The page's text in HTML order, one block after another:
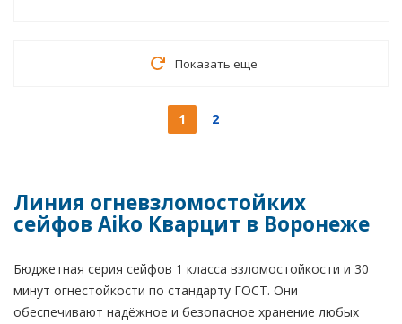
Показать еще
1 2
Линия огневзломостойких
сейфов Aiko Кварцит в Воронеже
Бюджетная серия сейфов 1 класса взломостойкости и 30
минут огнестойкости по стандарту ГОСТ. Они
обеспечивают надёжное и безопасное хранение любых